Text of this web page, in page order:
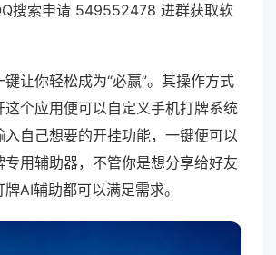
搜索申请 549552478 进群获取软
让你轻松成为“必赢”。其操作方式
这个应用便可以自定义手机打牌系统
自己想要的开挂功能，一键便可以
专用辅助器，不管你是想分享给好友
AI辅助都可以满足需求。